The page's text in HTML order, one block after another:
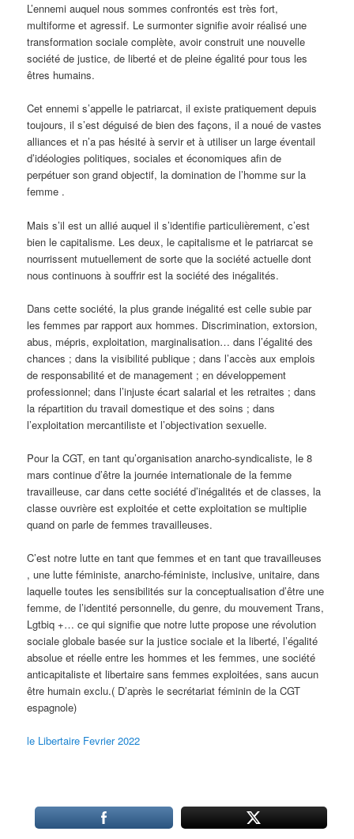
L’ennemi auquel nous sommes confrontés est très fort,
multiforme et agressif. Le surmonter signifie avoir réalisé une
transformation sociale complète, avoir construit une nouvelle
société de justice, de liberté et de pleine égalité pour tous les
êtres humains.
Cet ennemi s’appelle le patriarcat, il existe pratiquement depuis
toujours, il s’est déguisé de bien des façons, il a noué de vastes
alliances et n’a pas hésité à servir et à utiliser un large éventail
d’idéologies politiques, sociales et économiques afin de
perpétuer son grand objectif, la domination de l’homme sur la
femme .
Mais s’il est un allié auquel il s’identifie particulièrement, c’est
bien le capitalisme. Les deux, le capitalisme et le patriarcat se
nourrissent mutuellement de sorte que la société actuelle dont
nous continuons à souffrir est la société des inégalités.
Dans cette société, la plus grande inégalité est celle subie par
les femmes par rapport aux hommes. Discrimination, extorsion,
abus, mépris, exploitation, marginalisation… dans l’égalité des
chances ; dans la visibilité publique ; dans l’accès aux emplois
de responsabilité et de management ; en développement
professionnel; dans l’injuste écart salarial et les retraites ; dans
la répartition du travail domestique et des soins ; dans
l’exploitation mercantiliste et l’objectivation sexuelle.
Pour la CGT, en tant qu’organisation anarcho-syndicaliste, le 8
mars continue d’être la journée internationale de la femme
travailleuse, car dans cette société d’inégalités et de classes, la
classe ouvrière est exploitée et cette exploitation se multiplie
quand on parle de femmes travailleuses.
C’est notre lutte en tant que femmes et en tant que travailleuses
, une lutte féministe, anarcho-féministe, inclusive, unitaire, dans
laquelle toutes les sensibilités sur la conceptualisation d’être une
femme, de l’identité personnelle, du genre, du mouvement Trans,
Lgtbiq +… ce qui signifie que notre lutte propose une révolution
sociale globale basée sur la justice sociale et la liberté, l’égalité
absolue et réelle entre les hommes et les femmes, une société
anticapitaliste et libertaire sans femmes exploitées, sans aucun
être humain exclu.( D’après le secrétariat féminin de la CGT
espagnole)
le Libertaire Fevrier 2022